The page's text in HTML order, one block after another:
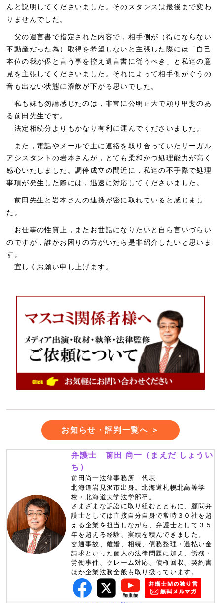
んと説明してくださいました。そのスタンスは最後まで変わ
りませんでした。
父の遺言書で指定された内容で，相手側が（得にならない
不動産だった為）取得を希望しないと主張した際には「自己
本位の我が侭と言う事を控え遺言書に従うべき」と私達の意
見を主張してくださいました。それによって相手側がぐうの
音も出ない状態に溜飲が下がる思いでした。
私も妹も勿論感じたのは，非常に公明正大で頼り甲斐のあ
る前田先生です。
法定相続分よりもかなり有利に運んでくださいました。
また，電話やメールで主に連絡を取り合っていたリーガル
アシスタントの岩本さんが，とても柔和かつ処理能力が高く
感心いたしました。調停成立の間近に，私達の不手際で処理
事項が発生した際には，迅速に対応してくださいました。
前田先生と岩本さんの連携が密に取れていると感じまし
た。
お仕事の性質上，またお世話になりたいと自ら言いづらい
のですが，誰かお困りの方がいたら是非紹介したいと思いま
す。
宜しくお願い申し上げます。
お知らせ・評判一覧へ ＞
弁護士 前田 尚一（まえだ しょうい
ち）
前田尚一法律事務所 代表
北海道岩見沢市出身。北海道札幌北高等学
校・北海道大学法学部卒。
さまざまな訴訟に取り組むとともに、顧問弁
護士としては直接自分自身で常時３０社を超
える企業を担当しながら、弁護士として３５
年を超える経験、実績を積んできました。
交通事故、離婚、相続、債務整理・過払い金
請求といった個人の法律問題に加え、労務・
労働事件、クレーム対応、債権回収、契約書
ほか企業法務全般も取り扱っています。